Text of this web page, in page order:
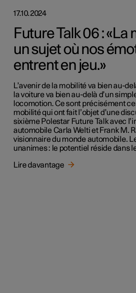
17.10.2024
Future Talk 06 : «La
un sujet où nos
entrent en jeu.»
L’avenir de la mobilité va bien au-
la voiture va bien au-delà d’un
locomotion. Ce sont précisément
mobilité qui ont fait l’objet d’une
sixième Polestar Future Talk avec
automobile Carla Welti et Frank M.
visionnaire du monde automobile.
unanimes : le potentiel réside dans
Lire davantage